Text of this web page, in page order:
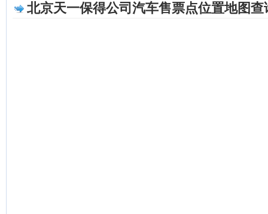
北京天一保得公司汽车售票点位置地图查